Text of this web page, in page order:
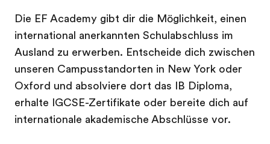
Die EF Academy gibt dir die Möglichkeit, einen
international anerkannten Schulabschluss im
Ausland zu erwerben. Entscheide dich zwischen
unseren Campusstandorten in New York oder
Oxford und absolviere dort das IB Diploma,
erhalte IGCSE-Zertifikate oder bereite dich auf
internationale akademische Abschlüsse vor.